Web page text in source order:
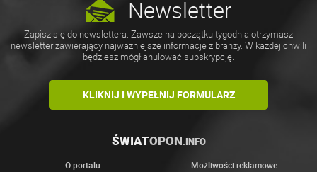
Newsletter
Zapisz się do newslettera. Zawsze na początku tygodnia otrzymasz
newsletter zawierający najważniejsze informacje z branży. W każdej chwili
będziesz mógł anulować subskrypcję.
KLIKNIJ I WYPEŁNIJ FORMULARZ
ŚWIATOPON.INFO
O portalu
Możliwości reklamowe